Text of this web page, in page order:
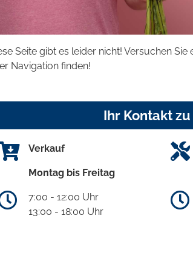
Seite gibt es leider nicht! Versuchen Sie
Navigation finden!
Ihr Kontakt zu
Verkauf
Montag bis Freitag
7:00 - 12:00 Uhr
13:00 - 18:00 Uhr